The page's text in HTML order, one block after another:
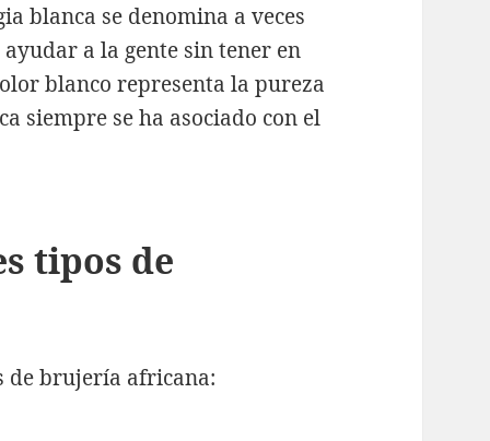
blanca se denomina a veces
a la gente sin tener en
blanco representa la pureza
siempre se ha asociado con el
tipos de
de brujería africana: